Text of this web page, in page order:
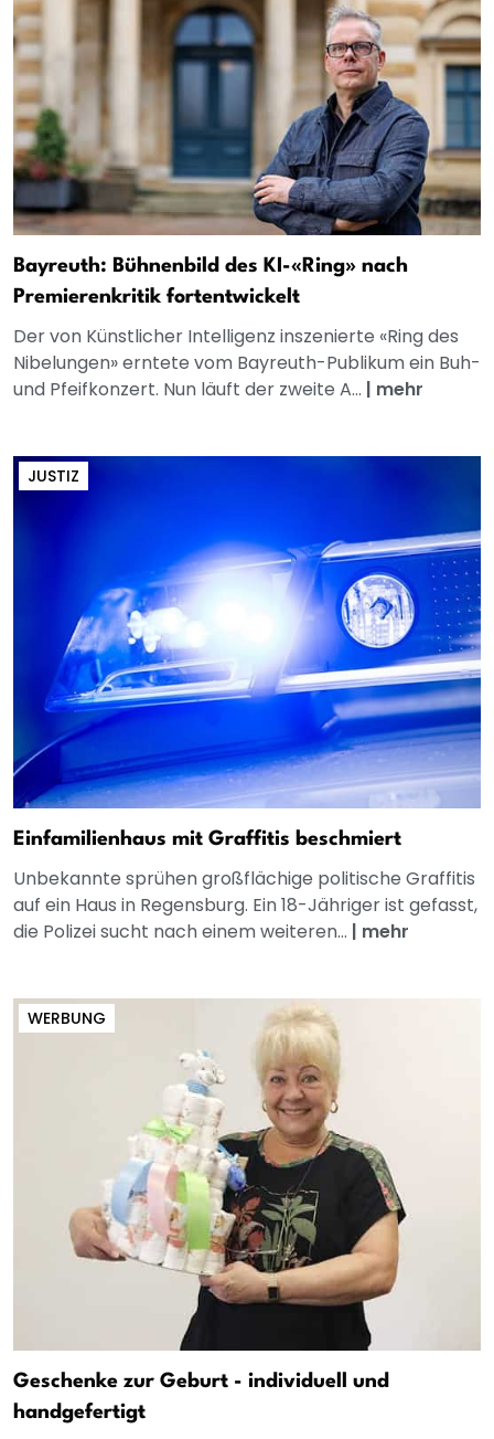
Bayreuth: Bühnenbild des KI-«Ring» nach
Premierenkritik fortentwickelt
Der von Künstlicher Intelligenz inszenierte «Ring des
Nibelungen» erntete vom Bayreuth-Publikum ein Buh-
und Pfeifkonzert. Nun läuft der zweite A... | mehr
JUSTIZ
Einfamilienhaus mit Graffitis beschmiert
Unbekannte sprühen großflächige politische Graffitis
auf ein Haus in Regensburg. Ein 18-Jähriger ist gefasst,
die Polizei sucht nach einem weiteren... | mehr
WERBUNG
Geschenke zur Geburt - individuell und
handgefertigt